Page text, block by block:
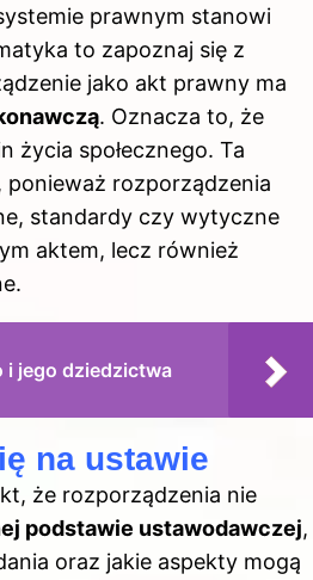
prawnym stanowi
to zapoznaj się z
jako akt prawny ma
. Oznacza to, że
życia społecznego. Ta
ponieważ rozporządzenia
standardy czy wytyczne
aktem, lecz również
i jego dziedzictwa
na ustawie
że rozporządzenia nie
podstawie ustawodawczej,
oraz jakie aspekty mogą